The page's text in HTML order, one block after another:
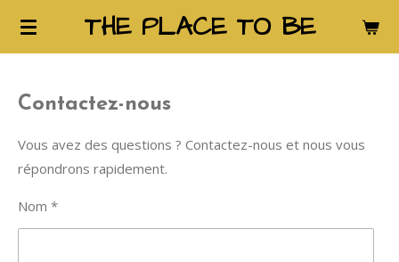
Passer
principal
THE PLACE TO BE
Contactez-nous
Vous avez des questions ? Contactez-nous et nous vous
répondrons rapidement.
Nom *